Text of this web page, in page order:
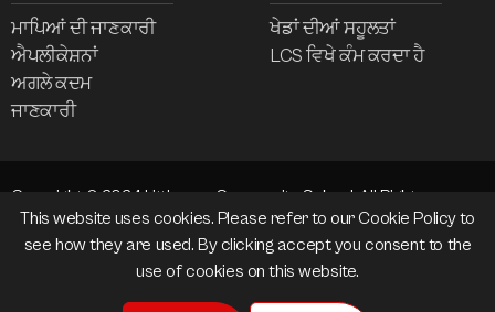
ਮਾਪਿਆਂ ਦੀ ਜਾਣਕਾਰੀ
ਐਪਲੀਕੇਸ਼ਨਾਂ
ਅਗਲੇ ਕਦਮ
ਜਾਣਕਾਰੀ
ਖੇਡਾਂ ਦੀਆਂ ਸਹੂਲਤਾਂ
LCS ਵਿਖੇ ਕੰਮ ਕਰਦਾ ਹੈ
Copyright © 2024 Littleover Community School. All Rights
Reserved.
Website design and development bymadeby.studio
This website uses cookies. Please refer to our Cookie Policyto
see how they are used. By clicking accept you consent to the
use of cookies on this website.